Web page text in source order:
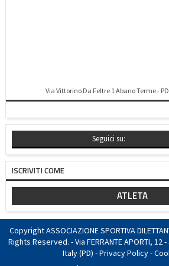
Via Vittorino Da Feltre 1 Abano Terme -
Seguici su:
ISCRIVITI COME
ATLETA
Copyright ASSOCIAZIONE SPORTIVA
Rights Reserved. - Via FERRANTE APORTI, 12
Italy (PD) -Privacy Policy-